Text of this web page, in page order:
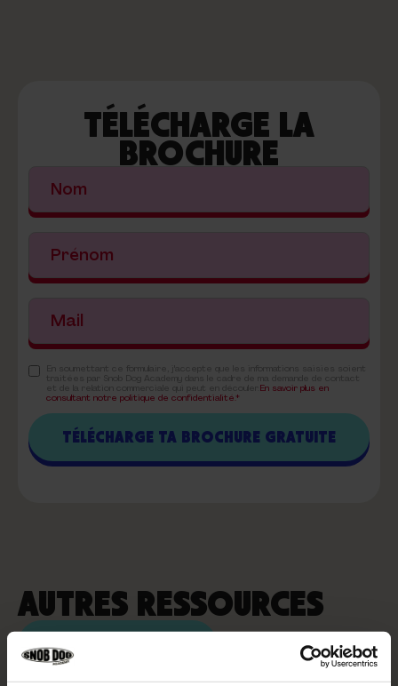
TÉLÉCHARGE LA
BROCHURE
En savoir plus en
consultant notre politique de confidentialité.*
AUTRES RESSOURCES
VOIR PLUS D'ARTICLES